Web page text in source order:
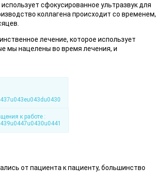
сфокусированное ультразвук для
коллагена происходит со временем,
лечение, которое использует
мы нацелены во время лечения, и
к работе :
от пациента к пациенту, большинство